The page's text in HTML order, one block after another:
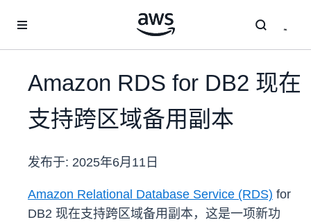
Amazon RDS for DB2 现在
支持跨区域备用副本
发布于: 2025年6月11日
Amazon Relational Database Service (RDS) for
DB2 现在支持跨区域备用副本，这是一项新功